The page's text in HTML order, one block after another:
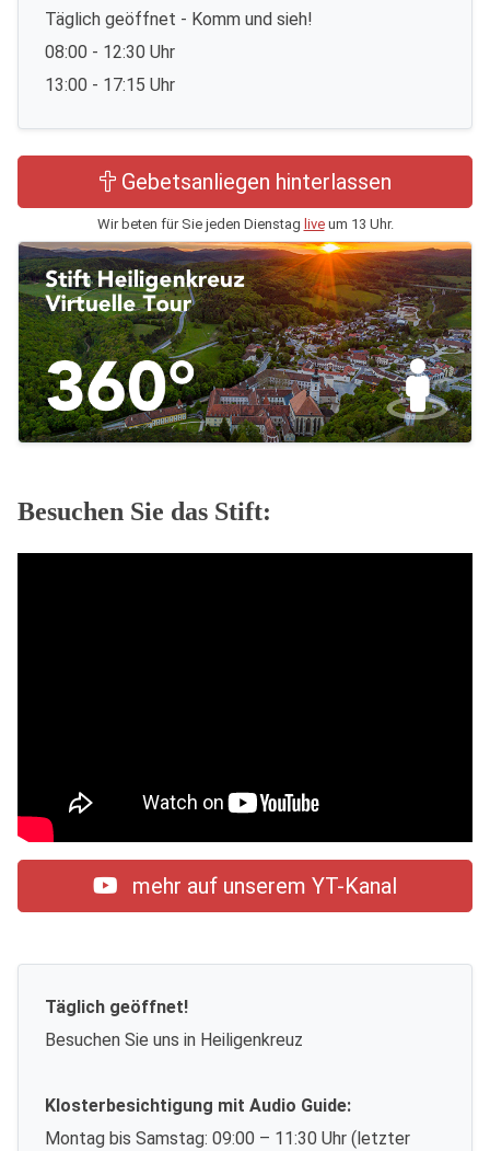
Täglich geöffnet - Komm und sieh!
08:00 - 12:30 Uhr
13:00 - 17:15 Uhr
Gebetsanliegen hinterlassen
Wir beten für Sie jeden Dienstag liveum 13 Uhr.
Besuchen Sie das Stift:
mehr auf unserem YT-Kanal
Täglich geöffnet!
Besuchen Sie uns in Heiligenkreuz
Klosterbesichtigung mit Audio Guide:
Montag bis Samstag: 09:00 – 11:30 Uhr (letzter